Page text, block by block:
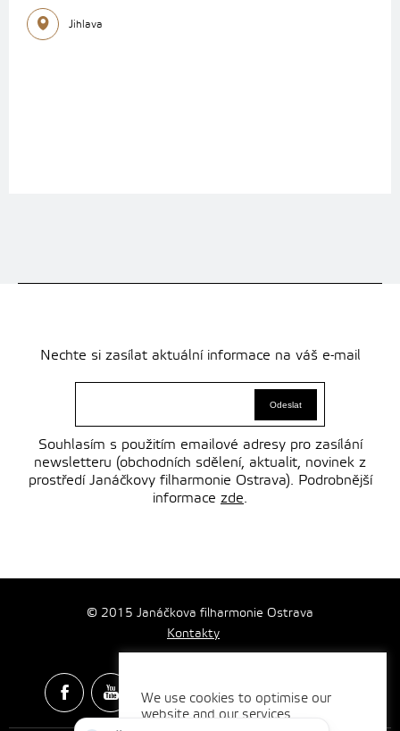
Jihlava
Nechte si zasílat aktuální informace na váš e-mail
Souhlasím s použitím emailové adresy pro zasílání
newsletteru (obchodních sdělení, aktualit, novinek z
prostředí Janáčkovy filharmonie Ostrava). Podrobnější
informace zde.
© 2015 Janáčkova filharmonie Ostrava
Kontakty
Spotify & Itunes Icons made by
We use cookies to optimise our
website and our services.